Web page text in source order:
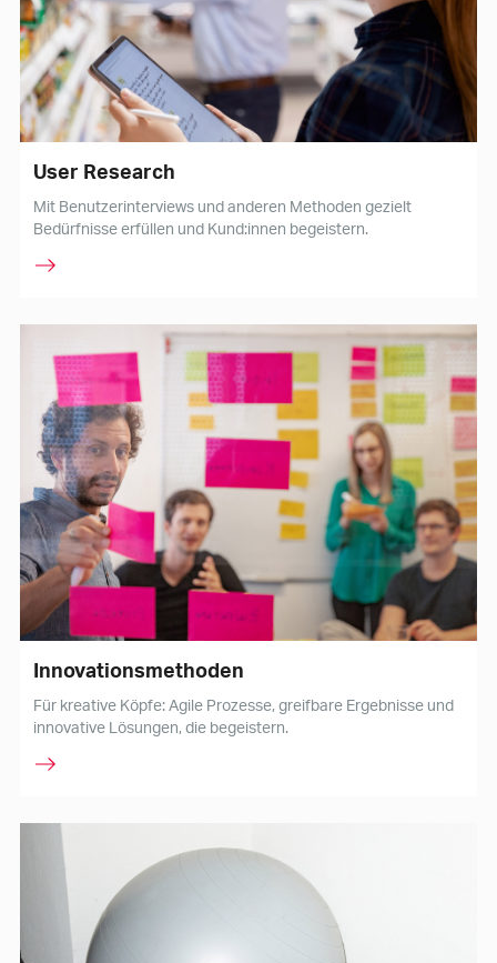
User Research
Mit Benutzerinterviews und anderen Methoden gezielt
Bedürfnisse erfüllen und Kund:innen begeistern.
Innovationsmethoden
Für kreative Köpfe: Agile Prozesse, greifbare Ergebnisse und
innovative Lösungen, die begeistern.